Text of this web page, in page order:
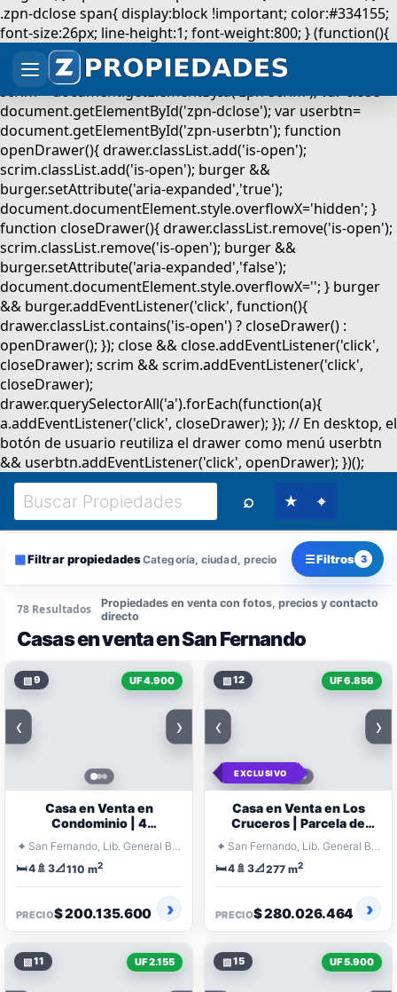
⌕ ★ ⌖
▦Filtrar propiedadesCategoría, ciudad, precio ☰Filtros 3
78 Resultados
Casas en venta en San Fernando
Propiedades en venta con fotos, precios y contacto
directo
▧9 UF 4.900
‹ ›
Casa en Venta en
Condominio | 4
⌖ San Fernando, Lib. General Bernardo O'Higgins
🛏️4 🚿 3📐110 m2
PRECIO$ 200.135.600
▧12 UF 6.856
EXCLUSIVO
‹ ›
Casa en Venta en Los
Cruceros | Parcela de
⌖ San Fernando, Lib. General Bernardo O'Higgins
🛏️4 🚿 3📐277 m2
PRECIO$ 280.026.464
▧11 UF 2.155 ▧15 UF 5.900